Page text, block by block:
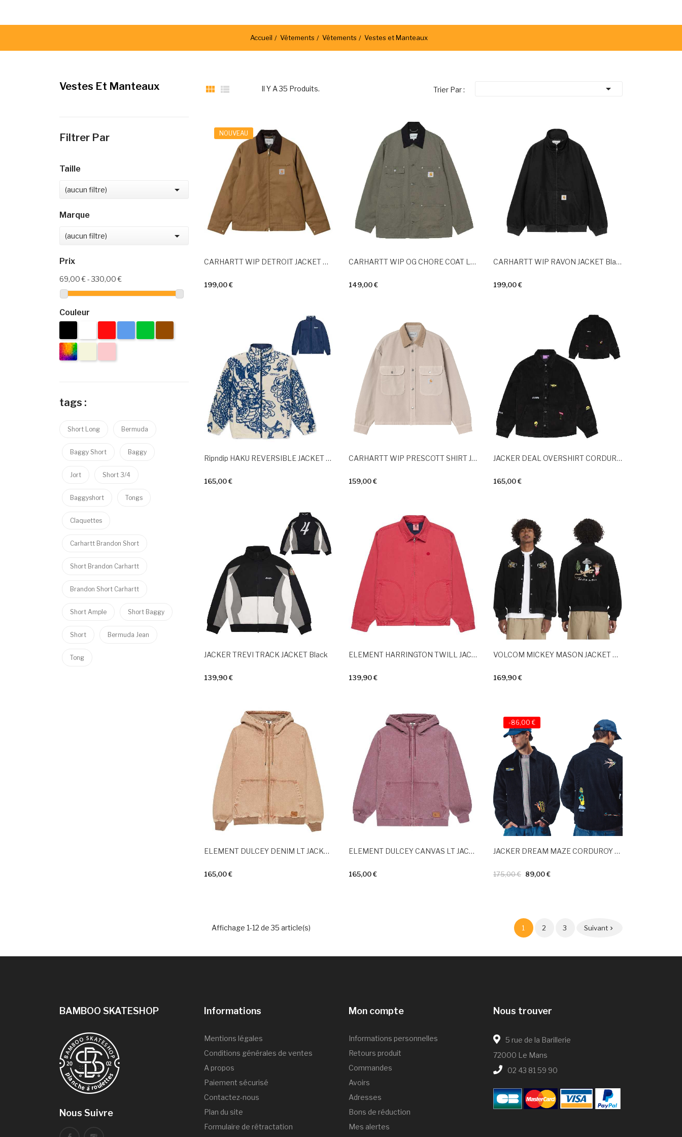
Accueil Vêtements Vêtements Vestes et Manteaux
Vestes Et Manteaux
Filtrer Par
Taille
(aucun filtre) 
Marque
(aucun filtre) 
Prix
69,00 € - 330,00 €
Couleur
tags :
Short Long Bermuda
Baggy Short Baggy
Jort Short 3/4
Baggyshort Tongs
Claquettes
Carhartt Brandon Short
Short Brandon Carhartt
Brandon Short Carhartt
Short Ample Short Baggy
Short Bermuda Jean
Tong
  Il Y A 35 Produits. Trier Par : 
NOUVEAU
CARHARTT WIP DETROIT JACKET Hamilton Brown Tobacco
199,00 €
CARHARTT WIP OG CHORE COAT Leaf Black Rinsed
149,00 €
CARHARTT WIP RAVON JACKET Black Heavy Stone Wash
199,00 €
Ripndip HAKU REVERSIBLE JACKET Off White Navy
165,00 €
CARHARTT WIP PRESCOTT SHIRT JAC String Leather...
159,00 €
JACKER DEAL OVERSHIRT CORDUROY Black
165,00 €
JACKER TREVI TRACK JACKET Black
139,90 €
ELEMENT HARRINGTON TWILL JACKET Cardinal
139,90 €
VOLCOM MICKEY MASON JACKET Black
169,90 €
ELEMENT DULCEY DENIM LT JACKET Beige Tint Wash
165,00 €
ELEMENT DULCEY CANVAS LT JACKET Nocturne
165,00 €
-86,00 €
JACKER DREAM MAZE CORDUROY OVERSHIRT Black
175,00 € 89,00 €
Affichage 1-12 de 35 article(s) 1 2 3 Suivant
BAMBOO SKATESHOP
Nous Suivre
Informations
Mentions légales
Conditions générales de ventes
A propos
Paiement sécurisé
Contactez-nous
Plan du site
Formulaire de rétractation
Mon compte
Informations personnelles
Retours produit
Commandes
Avoirs
Adresses
Bons de réduction
Mes alertes
Nous trouver
5 rue de la Barillerie
72000 Le Mans
02 43 81 59 90